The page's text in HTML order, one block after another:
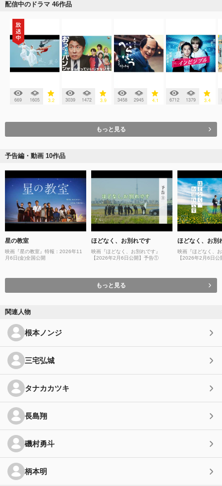
配信中のドラマ 46作品
669 1605 3.2 3039 1472 3.9 3458 2945 4.1 6712 1379 3.4
もっと見る
予告編・動画 10作品
星の教室
映画『星の教室』特報：2026年11
月6日(金)全国公開
ほどなく、お別れです
映画『ほどなく、お別れです』
【2026年2月6日公開】予告①
ほどなく、お別
映画『ほどなく、
【2026年2月6日
もっと見る
関連人物
根本ノンジ
三宅弘城
タナカカツキ
長島翔
磯村勇斗
柄本明